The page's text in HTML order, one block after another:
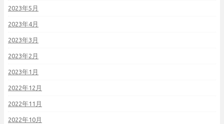
2023年5月
2023年4月
2023年3月
2023年2月
2023年1月
2022年12月
2022年11月
2022年10月